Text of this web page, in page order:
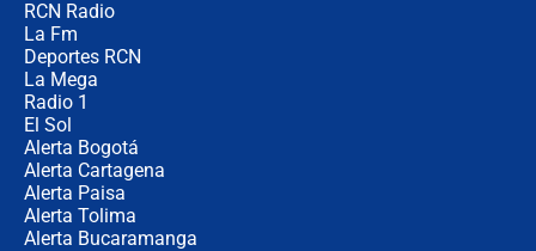
RCN Radio
La Fm
Deportes RCN
La Mega
Radio 1
El Sol
Alerta Bogotá
Alerta Cartagena
Alerta Paisa
Alerta Tolima
Alerta Bucaramanga